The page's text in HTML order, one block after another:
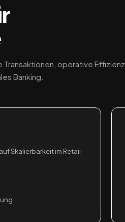
operative Effizienz,
Banking.
Skalierbarkeit im Retail-